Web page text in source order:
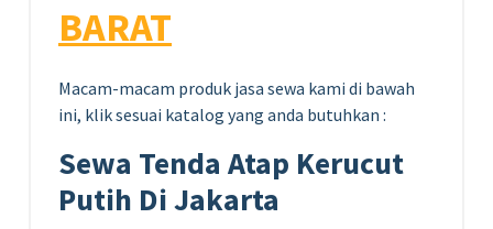
BARAT
Macam-macam produk jasa sewa kami di bawah
ini, klik sesuai katalog yang anda butuhkan :
Sewa Tenda Atap Kerucut
Putih Di Jakarta